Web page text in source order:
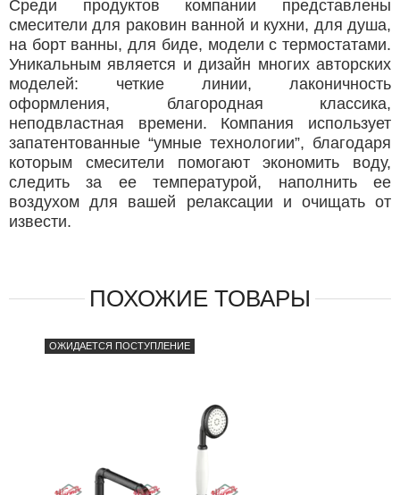
Среди продуктов компании представлены
смесители для раковин ванной и кухни, для душа,
на борт ванны, для биде, модели с термостатами.
Уникальным является и дизайн многих авторских
моделей: четкие линии, лаконичность
оформления, благородная классика,
неподвластная времени. Компания использует
запатентованные “умные технологии”, благодаря
которым смесители помогают экономить воду,
следить за ее температурой, наполнить ее
воздухом для вашей релаксации и очищать от
извести.
ПОХОЖИЕ ТОВАРЫ
ОЖИДАЕТСЯ ПОСТУПЛЕНИЕ